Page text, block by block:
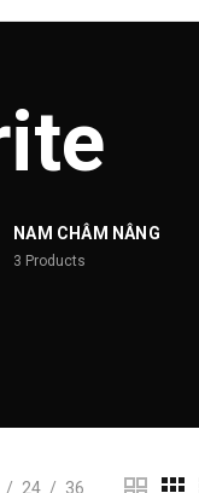
NAM CHÂM NÂNG
3 Products
24 36